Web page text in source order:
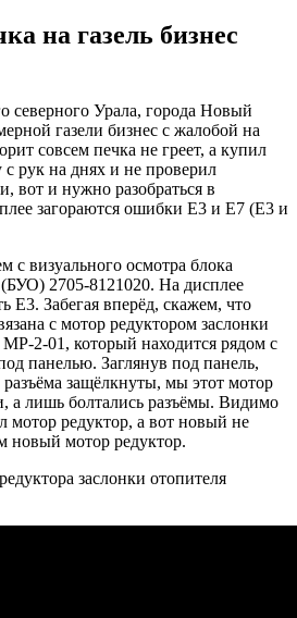
на газель бизнес
северного Урала, города Новый
газели бизнес с жалобой на
совсем печка не греет, а купил
рук на днях и не проверил
вот и нужно разобраться в
загораются ошибки E3 и Е7 (E3 и
с визуального осмотра блока
2705-8121020. На дисплее
E3. Забегая вперёд, скажем, что
с мотор редуктором заслонки
2-01, который находится рядом с
панелью. Заглянув под панель,
защёлкнуты, мы этот мотор
а лишь болтались разъёмы. Видимо
мотор редуктор, а вот новый не
новый мотор редуктор.
заслонки отопителя